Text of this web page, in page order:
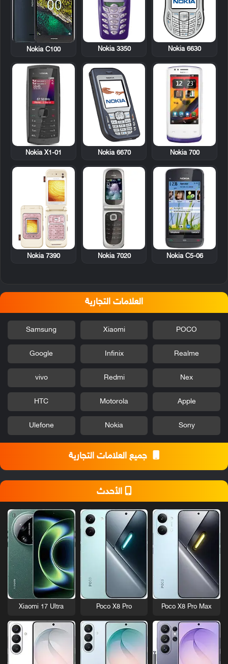
Nokia 6630
Nokia 3350
Nokia C100
Nokia 700
Nokia 6670
Nokia X1-01
Nokia C5-06
Nokia 7020
Nokia 7390
العلامات التجارية
POCO
Xiaomi
Samsung
Realme
Infinix
Google
Nex
Redmi
vivo
Apple
Motorola
HTC
Sony
Nokia
Ulefone
جميع العلامات التجارية
الأحدث
Poco X8 Pro Max
Poco X8 Pro
Xiaomi 17 Ultra